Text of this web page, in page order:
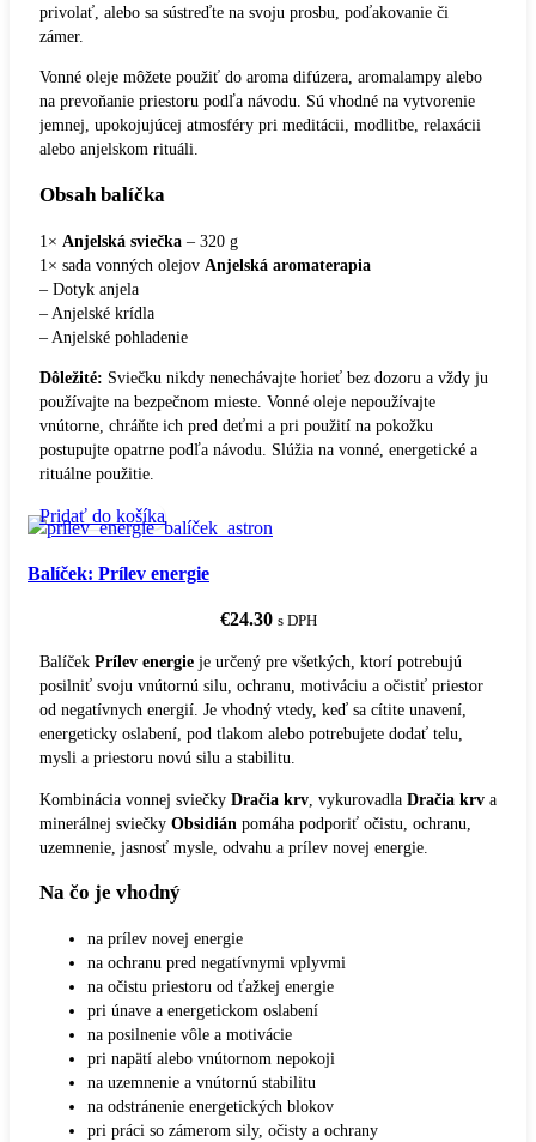
privolať, alebo sa sústreďte na svoju prosbu, poďakovanie či
zámer.
Vonné oleje môžete použiť do aroma difúzera, aromalampy alebo
na prevoňanie priestoru podľa návodu. Sú vhodné na vytvorenie
jemnej, upokojujúcej atmosféry pri meditácii, modlitbe, relaxácii
alebo anjelskom rituáli.
Obsah balíčka
1× Anjelská sviečka – 320 g
1× sada vonných olejov Anjelská aromaterapia
– Dotyk anjela
– Anjelské krídla
– Anjelské pohladenie
Dôležité: Sviečku nikdy nenechávajte horieť bez dozoru a vždy ju
používajte na bezpečnom mieste. Vonné oleje nepoužívajte
vnútorne, chráňte ich pred deťmi a pri použití na pokožku
postupujte opatrne podľa návodu. Slúžia na vonné, energetické a
rituálne použitie.
Pridať do košíka
Balíček: Prílev energie
€24.30 s DPH
Balíček Prílev energie je určený pre všetkých, ktorí potrebujú
posilniť svoju vnútornú silu, ochranu, motiváciu a očistiť priestor
od negatívnych energií. Je vhodný vtedy, keď sa cítite unavení,
energeticky oslabení, pod tlakom alebo potrebujete dodať telu,
mysli a priestoru novú silu a stabilitu.
Kombinácia vonnej sviečky Dračia krv , vykurovadla Dračia krv a
minerálnej sviečky Obsidián pomáha podporiť očistu, ochranu,
uzemnenie, jasnosť mysle, odvahu a prílev novej energie.
Na čo je vhodný
na prílev novej energie
na ochranu pred negatívnymi vplyvmi
na očistu priestoru od ťažkej energie
pri únave a energetickom oslabení
na posilnenie vôle a motivácie
pri napätí alebo vnútornom nepokoji
na uzemnenie a vnútornú stabilitu
na odstránenie energetických blokov
pri práci so zámerom sily, očisty a ochrany